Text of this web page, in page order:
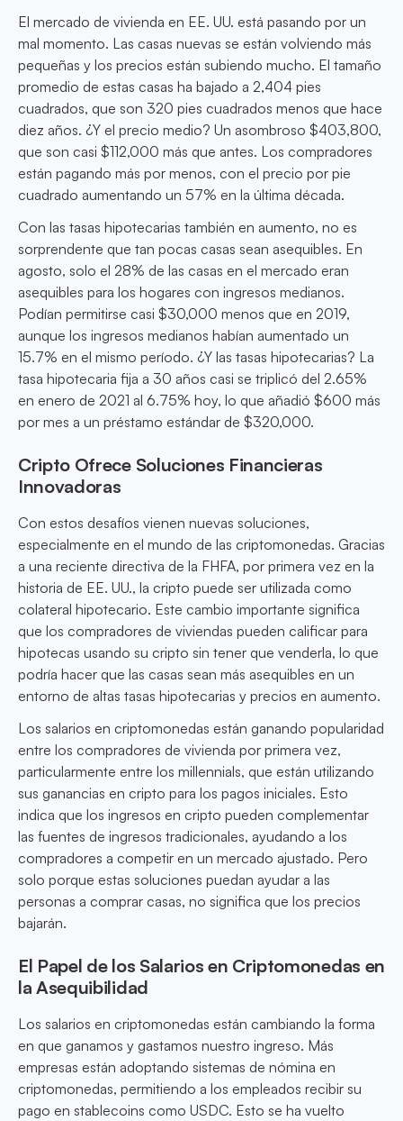
El mercado de vivienda en EE. UU. está pasando por un
mal momento. Las casas nuevas se están volviendo más
pequeñas y los precios están subiendo mucho. El tamaño
promedio de estas casas ha bajado a 2,404 pies
cuadrados, que son 320 pies cuadrados menos que hace
diez años. ¿Y el precio medio? Un asombroso $403,800,
que son casi $112,000 más que antes. Los compradores
están pagando más por menos, con el precio por pie
cuadrado aumentando un 57% en la última década.
Con las tasas hipotecarias también en aumento, no es
sorprendente que tan pocas casas sean asequibles. En
agosto, solo el 28% de las casas en el mercado eran
asequibles para los hogares con ingresos medianos.
Podían permitirse casi $30,000 menos que en 2019,
aunque los ingresos medianos habían aumentado un
15.7% en el mismo período. ¿Y las tasas hipotecarias? La
tasa hipotecaria fija a 30 años casi se triplicó del 2.65%
en enero de 2021 al 6.75% hoy, lo que añadió $600 más
por mes a un préstamo estándar de $320,000.
Cripto Ofrece Soluciones Financieras
Innovadoras
Con estos desafíos vienen nuevas soluciones,
especialmente en el mundo de las criptomonedas. Gracias
a una reciente directiva de la FHFA, por primera vez en la
historia de EE. UU., la cripto puede ser utilizada como
colateral hipotecario. Este cambio importante significa
que los compradores de viviendas pueden calificar para
hipotecas usando su cripto sin tener que venderla, lo que
podría hacer que las casas sean más asequibles en un
entorno de altas tasas hipotecarias y precios en aumento.
Los salarios en criptomonedas están ganando popularidad
entre los compradores de vivienda por primera vez,
particularmente entre los millennials, que están utilizando
sus ganancias en cripto para los pagos iniciales. Esto
indica que los ingresos en cripto pueden complementar
las fuentes de ingresos tradicionales, ayudando a los
compradores a competir en un mercado ajustado. Pero
solo porque estas soluciones puedan ayudar a las
personas a comprar casas, no significa que los precios
bajarán.
El Papel de los Salarios en Criptomonedas en
la Asequibilidad
Los salarios en criptomonedas están cambiando la forma
en que ganamos y gastamos nuestro ingreso. Más
empresas están adoptando sistemas de nómina en
criptomonedas, permitiendo a los empleados recibir su
pago en stablecoins como USDC. Esto se ha vuelto